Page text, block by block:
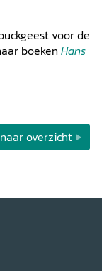
voor de
boeken Hans
overzicht